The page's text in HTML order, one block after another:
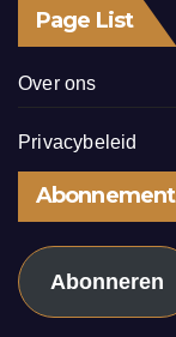
Page List
Over ons
Privacybeleid
Abonnement
Abonneren